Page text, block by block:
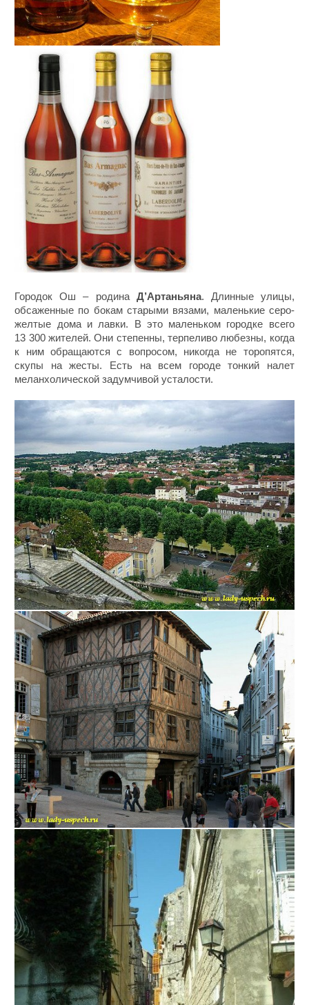
Городок Ош – родина Д’Артаньяна. Длинные улицы,
обсаженные по бокам старыми вязами, маленькие серо-
желтые дома и лавки. В это маленьком городке всего
13 300 жителей. Они степенны, терпеливо любезны, когда
к ним обращаются с вопросом, никогда не торопятся,
скупы на жесты. Есть на всем городе тонкий налет
меланхолической задумчивой усталости.